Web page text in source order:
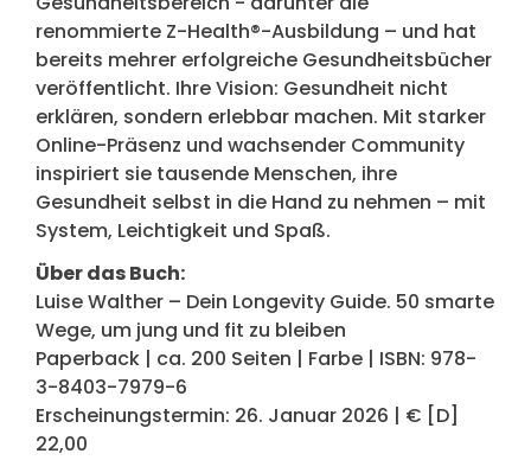
renommierte Z-Health®-Ausbildung – und hat
bereits mehrer erfolgreiche Gesundheitsbücher
veröffentlicht. Ihre Vision: Gesundheit nicht
erklären, sondern erlebbar machen. Mit starker
Online-Präsenz und wachsender Community
inspiriert sie tausende Menschen, ihre
Gesundheit selbst in die Hand zu nehmen – mit
System, Leichtigkeit und Spaß.
Über das Buch:
Luise Walther – Dein Longevity Guide. 50 smarte
Wege, um jung und fit zu bleiben
Paperback | ca. 200 Seiten | Farbe | ISBN: 978-
3-8403-7979-6
Erscheinungstermin: 26. Januar 2026 | € [D]
22,00